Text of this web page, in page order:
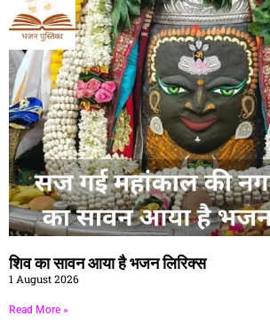
शिव का सावन आया है भजन लिरिक्स
1 August 2026
Read More »